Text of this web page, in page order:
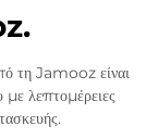
τη Jamooz είναι
με λεπτομέρειες